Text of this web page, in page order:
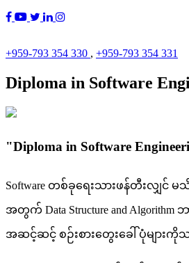
+959-793 354 330 , +959-793 354 331
Diploma in Software
"Diploma in Software
Software တစ်ခုရေးသားဖန်တီးလျှင်
အတွက် Data Structure and
အဆင့်ဆင့် စဉ်းစားတွေးခေါ် ပုံများကိုသ